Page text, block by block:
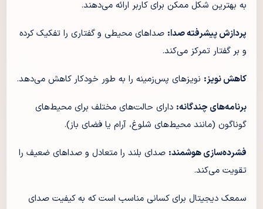
به بهترین شکل ممکن برای کاربر ارائه می‌دهند.
پردازش پیشرفته صدا: صداهای محیطی و گفتاری را تفکیک کرده
و بر گفتار تمرکز می‌کند.
کاهش نویز: نویزهای پس‌زمینه را به طور خودکار کاهش می‌دهد.
برنامه‌های چندگانه: دارای حالت‌های مختلف برای محیط‌های
گوناگون (مانند محیط‌های شلوغ، آرام یا فضای باز).
فشرده‌سازی هوشمند: صدای بلند را متعادل و صداهای ضعیف را
تقویت می‌کند.
سمعک دیجیتال برای کسانی مناسب است که به کیفیت صدای